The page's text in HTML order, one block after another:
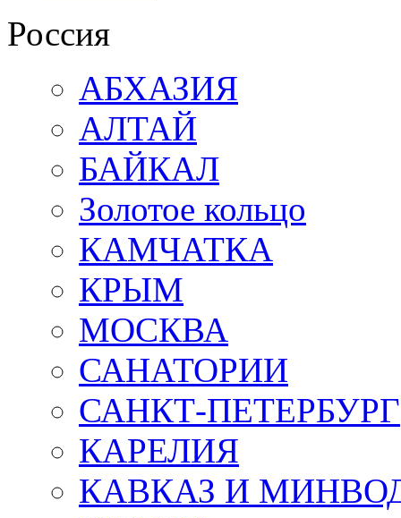
Россия
АБХАЗИЯ
АЛТАЙ
БАЙКАЛ
Золотое кольцо
КАМЧАТКА
КРЫМ
МОСКВА
САНАТОРИИ
САНКТ-ПЕТЕРБУРГ
КАРЕЛИЯ
КАВКАЗ И